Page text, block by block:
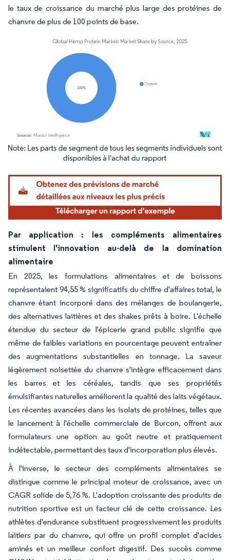
le taux de croissance du marché plus large des protéines de
chanvre de plus de 100 points de base.
Image © Mordor Intelligence. La réutilisation nécessite une attribution sous CC BY
Par application : les compléments alimentaires
stimulent l'innovation au-delà de la domination
alimentaire
En 2025, les formulations alimentaires et de boissons
représentaient 94,55 % significatifs du chiffre d'affaires total, le
chanvre étant incorporé dans des mélanges de boulangerie,
des alternatives laitières et des shakes prêts à boire. L'échelle
étendue du secteur de l'épicerie grand public signifie que
même de faibles variations en pourcentage peuvent entraîner
des augmentations substantielles en tonnage. La saveur
légèrement noisettée du chanvre s'intègre efficacement dans
les barres et les céréales, tandis que ses propriétés
émulsifiantes naturelles améliorent la qualité des laits végétaux.
Les récentes avancées dans les isolats de protéines, telles que
le lancement à l'échelle commerciale de Burcon, offrent aux
formulateurs une option au goût neutre et pratiquement
indétectable, permettant des taux d'incorporation plus élevés.
À l'inverse, le secteur des compléments alimentaires se
distingue comme le principal moteur de croissance, avec un
CAGR solide de 5,76 %. L'adoption croissante des produits de
nutrition sportive est un facteur clé de cette croissance. Les
athlètes d'endurance substituent progressivement les produits
laitiers par du chanvre, qui offre un profil complet d'acides
aminés et un meilleur confort digestif. Des succès comme